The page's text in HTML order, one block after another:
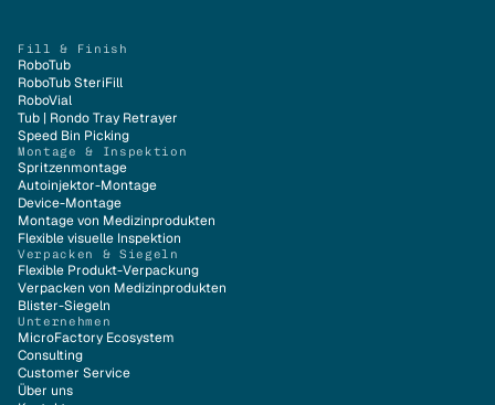
Fill & Finish
RoboTub
RoboTub SteriFill
RoboVial
Tub | Rondo Tray Retrayer
Speed Bin Picking
Montage & Inspektion
Spritzenmontage
Autoinjektor-Montage
Device-Montage
Montage von Medizinprodukten
Flexible visuelle Inspektion
Verpacken & Siegeln
Flexible Produkt-Verpackung
Verpacken von Medizinprodukten
Blister-Siegeln
Unternehmen
MicroFactory Ecosystem
Consulting
Customer Service
Über uns